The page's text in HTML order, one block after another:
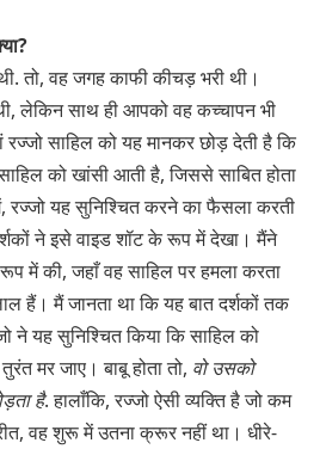
तो, वह जगह काफी कीचड़ भरी थी।
थी, लेकिन साथ ही आपको वह कच्चापन भी
रज्जो साहिल को यह मानकर छोड़ देती है कि
को खांसी आती है, जिससे साबित होता
रज्जो यह सुनिश्चित करने का फैसला करती
ने इसे वाइड शॉट के रूप में देखा। मैंने
में की, जहाँ वह साहिल पर हमला करता
हैं। मैं जानता था कि यह बात दर्शकों तक
ने यह सुनिश्चित किया कि साहिल को
मर जाए। बाबू होता तो, वो उसको
है. हालाँकि, रज्जो ऐसी व्यक्ति है जो कम
वह शुरू में उतना क्रूर नहीं था। धीरे-